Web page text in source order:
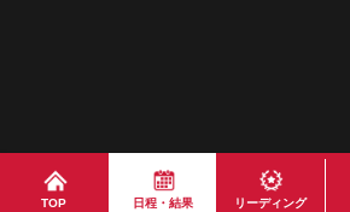
TOP 日程・結果 リーディング